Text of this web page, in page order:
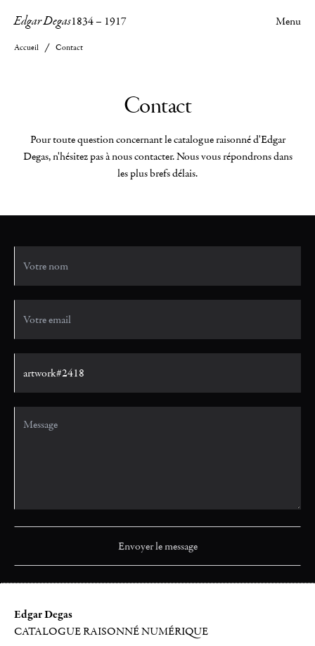
Edgar Degas1834– 1917 Menu
Accueil Contact
Contact
Pour toute question concernant le catalogue raisonné d'Edgar
Degas, n'hésitez pas à nous contacter. Nous vous répondrons dans
les plus brefs délais.
Edgar Degas
CATALOGUE RAISONNÉ NUMÉRIQUE